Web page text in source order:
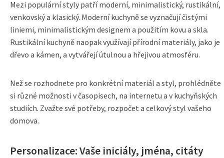
Mezi populární styly patří moderní, minimalistický, rustikální,
venkovský a klasický. Moderní kuchyně se vyznačují čistými
liniemi, minimalistickým designem a použitím kovu a skla.
Rustikální kuchyně naopak využívají přírodní materiály, jako je
dřevo a kámen, a vytvářejí útulnou a hřejivou atmosféru.
Než se rozhodnete pro konkrétní materiál a styl, prohlédněte
si různé možnosti v časopisech, na internetu a v kuchyňských
studiích. Zvažte své potřeby, rozpočet a celkový styl vašeho
domova.
Personalizace: Vaše iniciály, jména, citáty